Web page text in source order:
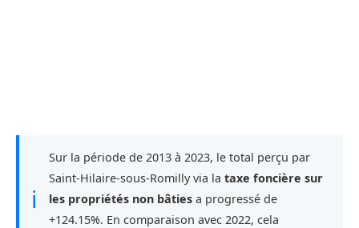
ℹ
Sur la période de 2013 à 2023, le total perçu par
Saint-Hilaire-sous-Romilly via la taxe foncière sur
les propriétés non bâties a progressé de
+124.15%. En comparaison avec 2022, cela